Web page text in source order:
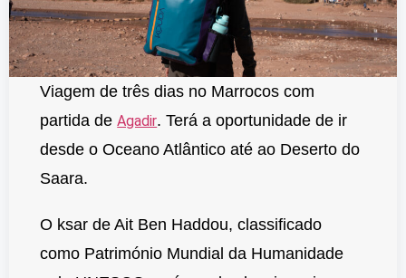
Viagem de três dias no Marrocos com
partida deAgadir. Terá a oportunidade de ir
desde o Oceano Atlântico até ao Deserto do
Saara.
O ksar de Ait Ben Haddou, classificado
como Património Mundial da Humanidade